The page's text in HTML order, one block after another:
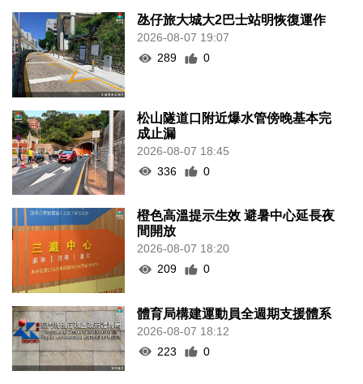
氹仔旅大城大2巴士站明恢復運作
2026-08-07 19:07
289
0
松山隧道口附近爆水管傍晚基本完
成止漏
2026-08-07 18:45
336
0
橙色高溫提示生效 避暑中心延長夜
間開放
2026-08-07 18:20
209
0
體育局構建運動員全週期支援體系
2026-08-07 18:12
223
0